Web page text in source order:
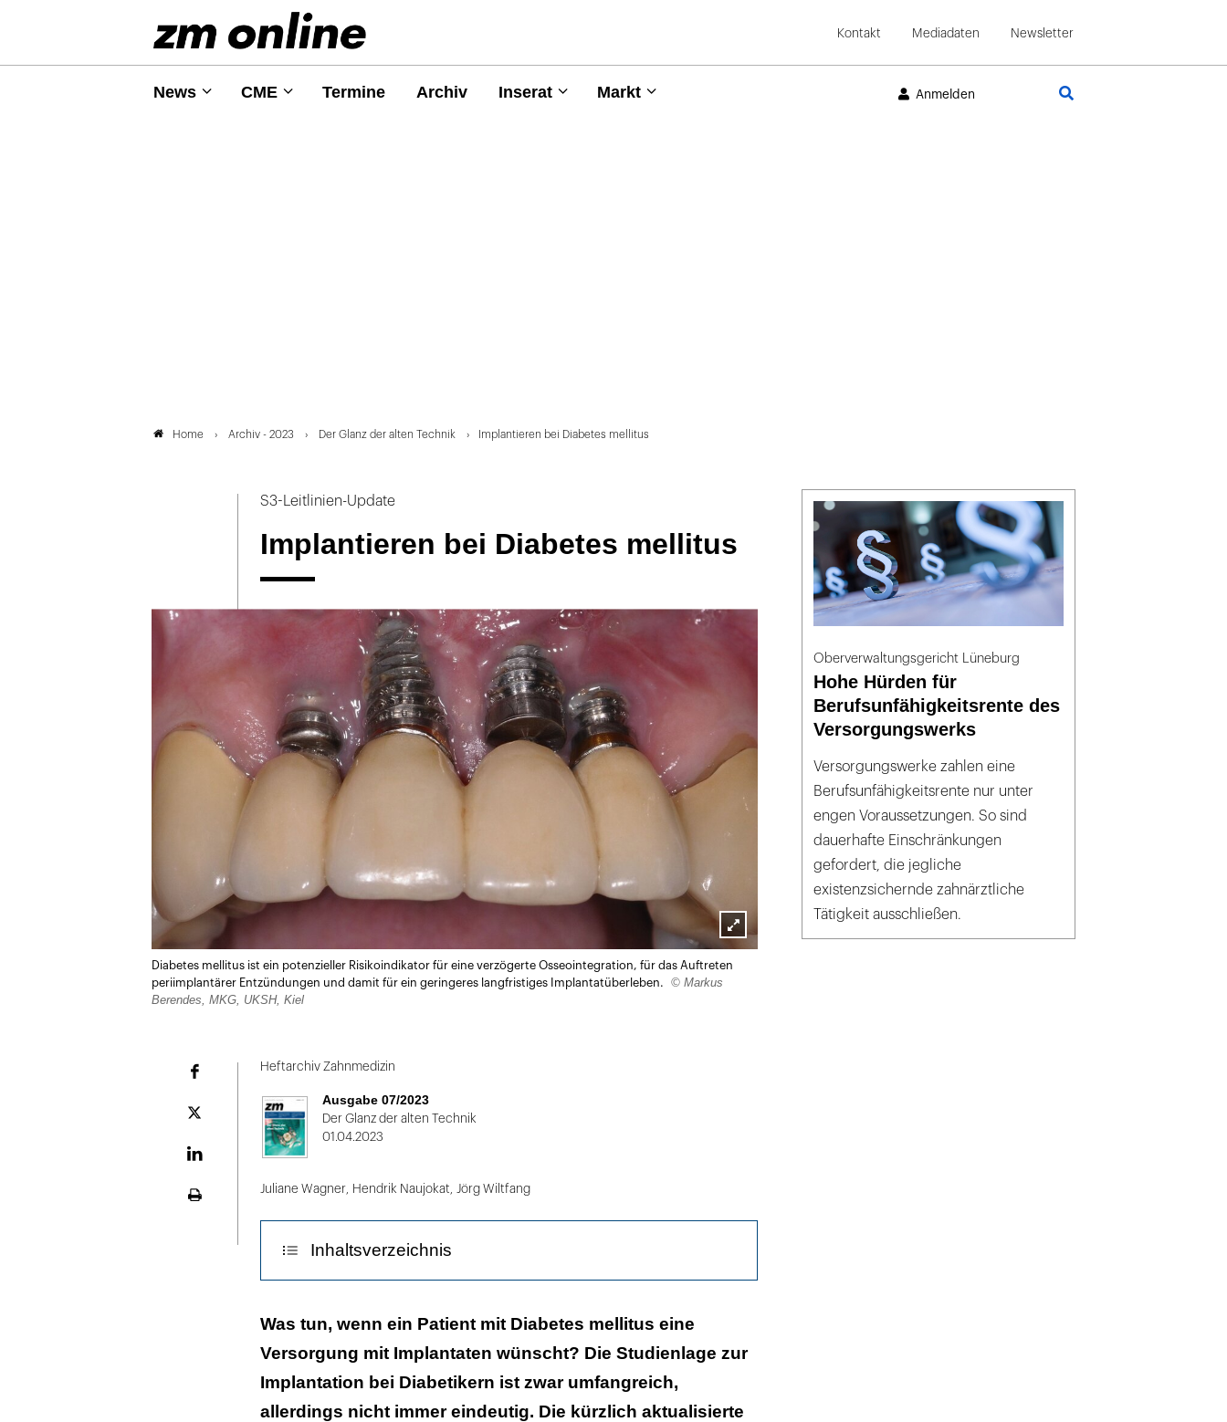
Kontakt Mediadaten Newsletter
News CME Termine Archiv Inserat Markt Anmelden
Home Archiv - 2023 Der Glanz der alten Technik Implantieren bei Diabetes mellitus
S3-Leitlinien-Update
Implantieren bei Diabetes mellitus
Lightbox
öffnen
Diabetes mellitus ist ein potenzieller Risikoindikator für eine verzögerte Osseointegration, für das Auftreten
periimplantärer Entzündungen und damit für ein geringeres langfristiges Implantatüberleben.
© Markus
Berendes, MKG, UKSH, Kiel
Plattform
Heftarchiv Zahnmedizin
Ausgabe 07/2023
Der Glanz der alten Technik
01.04.2023
Juliane Wagner, Hendrik Naujokat Jörg Wiltfang
Inhaltsverzeichnis
Was hat sich beim Leitlinien-­Update verändert?
Anamnese bezüglich der Risikofaktoren
Empfehlungen für die Therapie
Was tun, wenn ein Patient mit Diabetes mellitus eine
Versorgung mit Implantaten wünscht? Die Studienlage zur
Implantation bei Diabetikern ist zwar umfangreich,
allerdings nicht immer eindeutig. Die kürzlich aktualisierte
Oberverwaltungsgericht Lüneburg
Hohe Hürden für
Berufsunfähigkeitsrente des
Versorgungswerks
Versorgungswerke zahlen eine
Berufsunfähigkeitsrente nur unter
engen Voraussetzungen. So sind
dauerhafte Einschränkungen
gefordert, die jegliche
existenzsichernde zahnärztliche
Tätigkeit ausschließen.